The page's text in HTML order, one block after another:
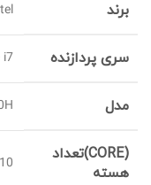
برند
سری پردازنده i7
مدل
(CORE)تعداد
هسته
10 هسته